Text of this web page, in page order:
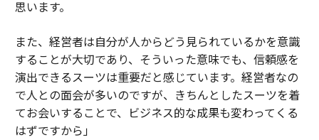
思います。
また、経営者は自分が人からどう見られているかを意識
することが大切であり、そういった意味でも、信頼感を
演出できるスーツは重要だと感じています。経営者なの
で人との面会が多いのですが、きちんとしたスーツを着
てお会いすることで、ビジネス的な成果も変わってくる
はずですから」